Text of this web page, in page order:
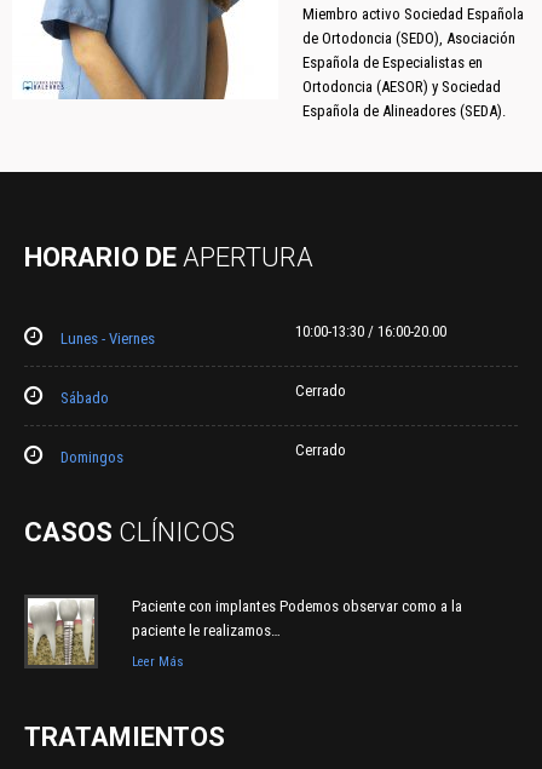
Miembro activo Sociedad Española
de Ortodoncia (SEDO), Asociación
Española de Especialistas en
Ortodoncia (AESOR) y Sociedad
Española de Alineadores (SEDA).
HORARIO DE APERTURA
Lunes - Viernes 10:00-13:30 / 16:00-20.00
Sábado Cerrado
Domingos Cerrado
CASOS CLÍNICOS
Paciente con implantes Podemos observar como a la
paciente le realizamos…
Leer Más
TRATAMIENTOS